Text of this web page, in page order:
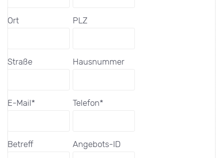
Ort PLZ
Straße Hausnummer
E-Mail* Telefon*
Betreff Angebots-ID